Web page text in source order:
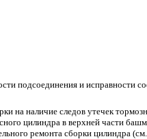
подсоединения и исправности
на наличие следов утечек
цилиндра в верхней части
ремонта сборки цилиндра